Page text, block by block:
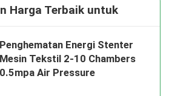
Harga Terbaik untuk
Penghematan Energi Stenter
Mesin Tekstil 2-10 Chambers
0.5mpa Air Pressure